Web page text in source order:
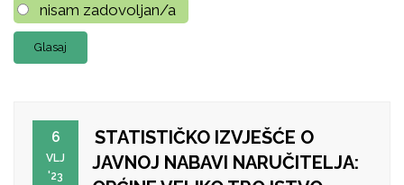
nisam zadovoljan/a
6
VLJ
'23
STATISTIČKO IZVJEŠĆE O
JAVNOJ NABAVI NARUČITELJA: